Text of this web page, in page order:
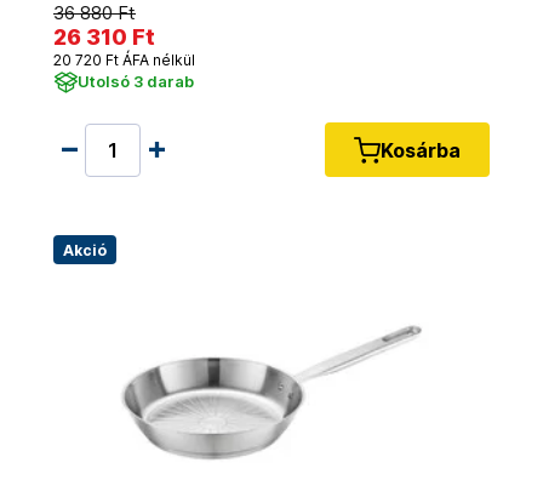
36 880 Ft
26 310 Ft
20 720 Ft ÁFA nélkül
Utolsó 3 darab
Kosárba
Akció